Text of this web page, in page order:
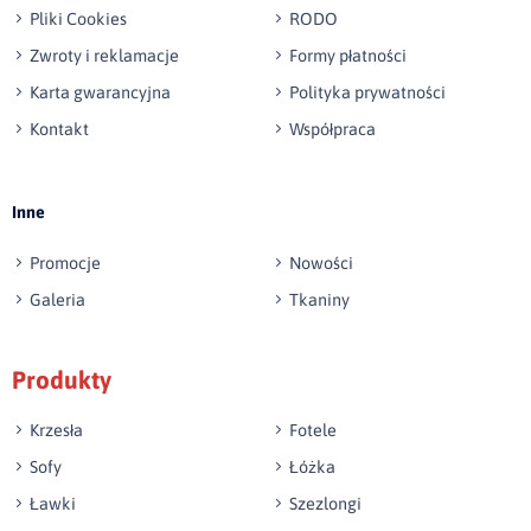
Wyślij opinię
Pliki Cookies
RODO
Zwroty i reklamacje
Formy płatności
Karta gwarancyjna
Polityka prywatności
Kontakt
Współpraca
Inne
Promocje
Nowości
Galeria
Tkaniny
Produkty
Krzesła
Fotele
Sofy
Łóżka
Ławki
Szezlongi